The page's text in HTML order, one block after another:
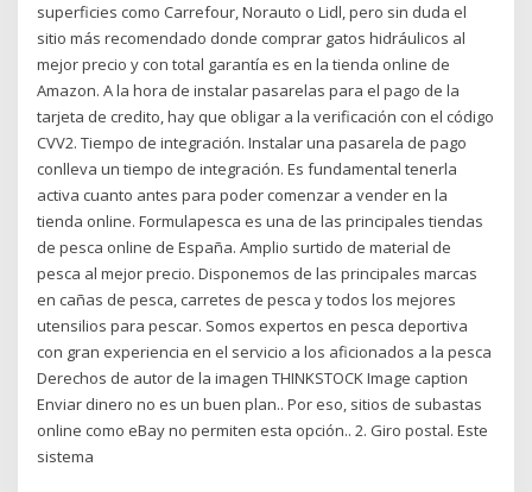
superficies como Carrefour, Norauto o Lidl, pero sin duda el
sitio más recomendado donde comprar gatos hidráulicos al
mejor precio y con total garantía es en la tienda online de
Amazon. A la hora de instalar pasarelas para el pago de la
tarjeta de credito, hay que obligar a la verificación con el código
CVV2. Tiempo de integración. Instalar una pasarela de pago
conlleva un tiempo de integración. Es fundamental tenerla
activa cuanto antes para poder comenzar a vender en la
tienda online. Formulapesca es una de las principales tiendas
de pesca online de España. Amplio surtido de material de
pesca al mejor precio. Disponemos de las principales marcas
en cañas de pesca, carretes de pesca y todos los mejores
utensilios para pescar. Somos expertos en pesca deportiva
con gran experiencia en el servicio a los aficionados a la pesca
Derechos de autor de la imagen THINKSTOCK Image caption
Enviar dinero no es un buen plan.. Por eso, sitios de subastas
online como eBay no permiten esta opción.. 2. Giro postal. Este
sistema